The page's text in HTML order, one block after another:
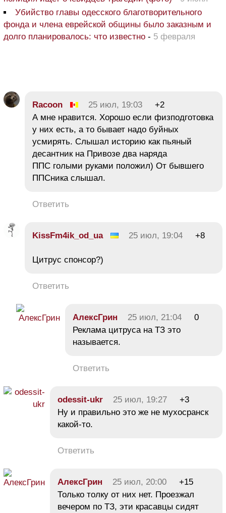
Убийство главы одесского благотворительного
фонда и члена еврейской общины было заказным и
долго планировалось: что известно - 5 февраля
Racoon 25 июл, 19:03
+2
А мне нравится. Хорошо если физподготовка
у них есть, а то бывает надо буйных
усмирять. Слышал историю как пьяный
десантник на Привозе два наряда
ППС голыми руками положил) От бывшего
ППСника слышал.
Ответить
KissFm4ik_od_ua 25 июл, 19:04 +8
Цитрус спонсор?)
Ответить
АлексГрин 25 июл, 21:04
0
Реклама цитруса на ТЗ это
называется.
Ответить
odessit-ukr 25 июл, 19:27
+3
Ну и правильно это же не мухосранск
какой-то.
Ответить
АлексГрин 25 июл, 20:00
+15
Только толку от них нет. Проезжал
вечером по ТЗ, эти красавцы сидят